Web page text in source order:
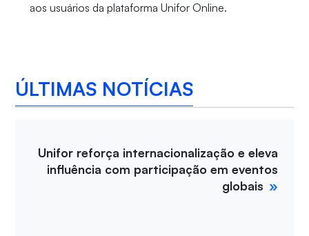
aos usuários da plataforma Unifor Online.
ÚLTIMAS NOTÍCIAS
Unifor reforça internacionalização e eleva
influência com participação em eventos
globais